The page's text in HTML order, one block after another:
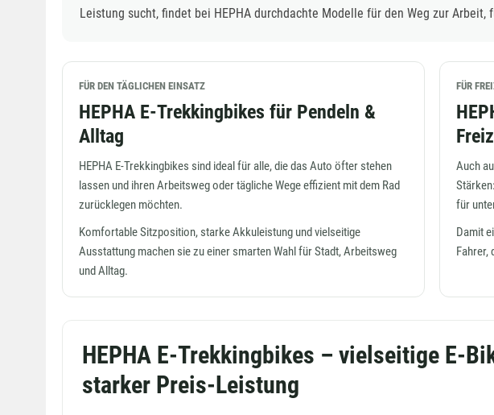
Leistung sucht, findet bei HEPHA durchdachte Modelle für den Weg zur
FÜR DEN TÄGLICHEN EINSATZ
HEPHA E-Trekkingbikes für Pendeln &
Alltag
HEPHA E-Trekkingbikes sind ideal für alle, die das Auto öfter stehen
lassen und ihren Arbeitsweg oder tägliche Wege effizient mit dem Rad
zurücklegen möchten.
Komfortable Sitzposition, starke Akkuleistung und vielseitige
Ausstattung machen sie zu einer smarten Wahl für Stadt, Arbeitsweg
und Alltag.
FÜR
Auch
für
Damit
Fahrer,
HEPHA E-Trekkingbikes – vielseitige E-
starker Preis-Leistung